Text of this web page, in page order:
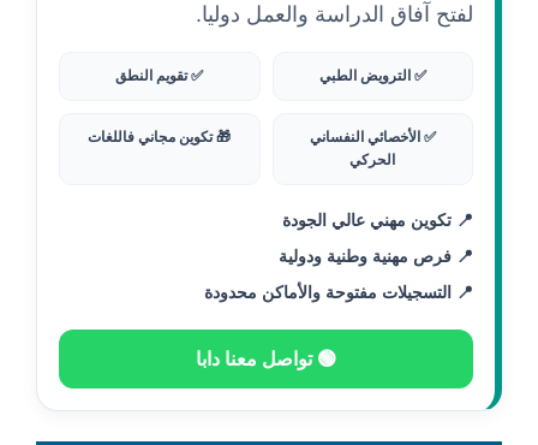
لفتح آفاق الدراسة والعمل دوليا.
✅ الترويض الطبي ✅ تقويم النطق
✅ الأخصائي النفساني
الحركي
🎁 تكوين مجاني فاللغات
📍 تكوين مهني عالي الجودة
📍 فرص مهنية وطنية ودولية
📍 التسجيلات مفتوحة والأماكن محدودة
🟢 تواصل معنا دابا